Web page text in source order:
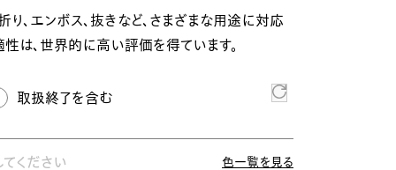
り、エンボス、抜きなど、さまざまな用途に対応
は、世界的に高い評価を得ています。
取扱終了を含む
ください 色一覧を見る